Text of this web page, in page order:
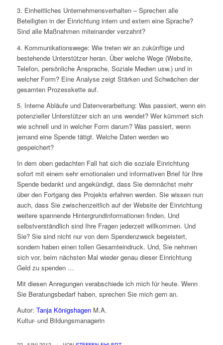
3. Einheitliches Unternehmensverhalten – Sprechen alle
Beteiligten in der Einrichtung intern und extern eine Sprache?
Sind alle Maßnahmen miteinander verzahnt?
4. Kommunikationswege: Wie treten wir an zukünftige und
bestehende Unterstützer heran. Über welche Wege (Website,
Telefon, persönliche Ansprache, Soziale Medien usw.) und in
welcher Form? Eine Analyse zeigt Stärken und Schwächen der
gesamten Prozesskette auf.
5. Interne Abläufe und Datenverarbeitung: Was passiert, wenn ein
potenzieller Unterstützer sich an uns wendet? Wer kümmert sich
wie schnell und in welcher Form darum? Was passiert, wenn
jemand eine Spende tätigt. Welche Daten werden wo
gespeichert?
In dem oben gedachten Fall hat sich die soziale Einrichtung
sofort mit einem sehr emotionalen und informativen Brief für Ihre
Spende bedankt und angekündigt, dass Sie demnächst mehr
über den Fortgang des Projekts erfahren werden. Sie wissen nun
auch, dass Sie zwischenzeitlich auf der Website der Einrichtung
weitere spannende Hintergrundinformationen finden. Und
selbstverständlich sind Ihre Fragen jederzeit willkommen. Und
Sie? Sie sind nicht nur von dem Spendenzweck begeistert,
sondern haben einen tollen Gesamteindruck. Und, Sie nehmen
sich vor, beim nächsten Mal wieder genau dieser Einrichtung
Geld zu spenden …
Mit diesen Anregungen verabschiede ich mich für heute. Wenn
Sie Beratungsbedarf haben, sprechen Sie mich gern an.
Autor: Tanja KönigshagenM.A.
Kultur- und Bildungsmanagerin